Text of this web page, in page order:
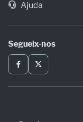
Ajuda
Segueix-nos